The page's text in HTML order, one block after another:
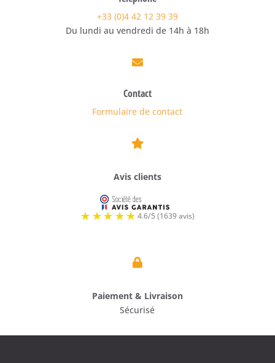
+33 (0)4 42 12 39 39
Du lundi au vendredi de 14h à 18h

Contact
Formulaire de contact

Avis clients

Paiement & Livraison
Sécurisé